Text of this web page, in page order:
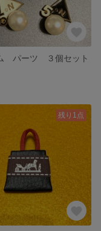
パーツ ３個セット
残り1点